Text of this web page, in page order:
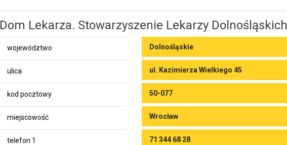
Dom Lekarza. Stowarzyszenie Lekarzy Dolnośląskich
województwo Dolnośląskie
ulica ul. Kazimierza Wielkiego 45
kod pocztowy 50-077
miejscowość Wrocław
telefon 1 71 344 68 28